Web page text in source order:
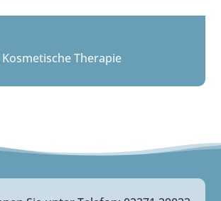
Kosmetische Therapie